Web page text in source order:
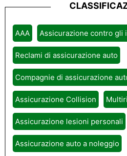
AAA Assicurazione contro gli
Reclami di assicurazione auto
Compagnie di assicurazione
Assicurazione Collision
Assicurazione lesioni personali
Assicurazione auto a noleggio